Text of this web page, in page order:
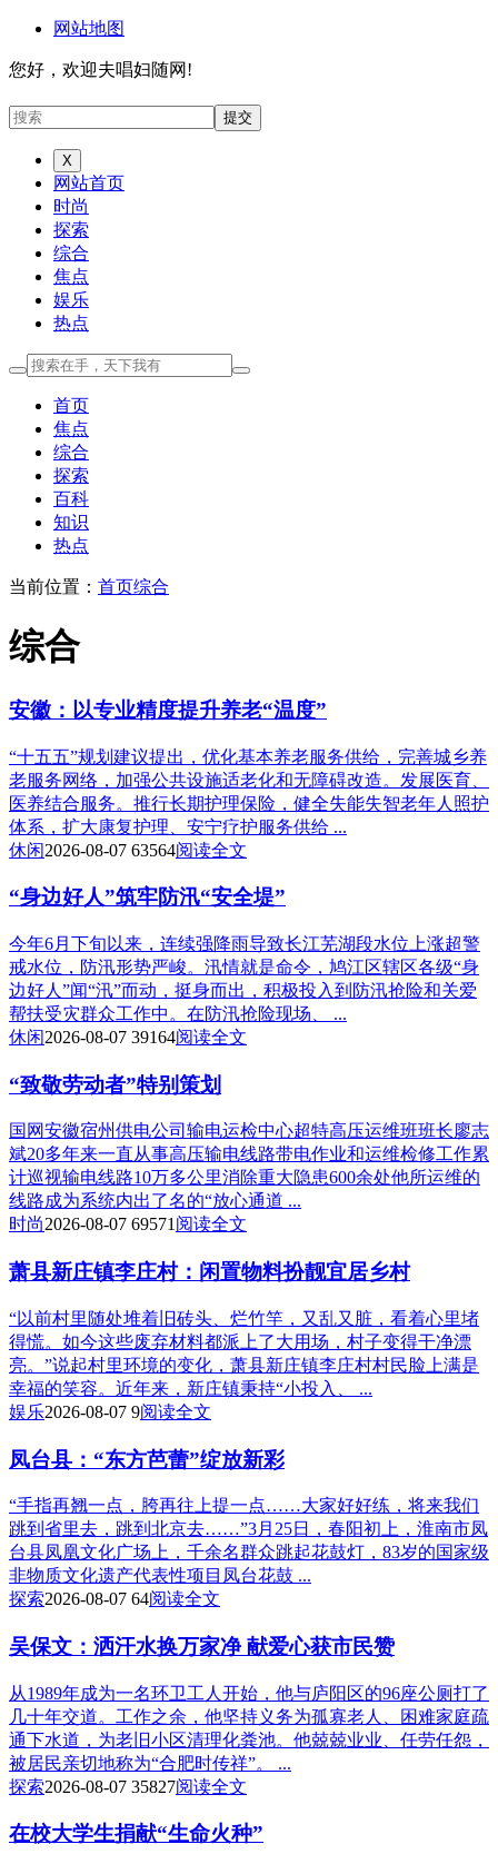
网站地图
您好，欢迎夫唱妇随网!
X
网站首页
时尚
探索
综合
焦点
娱乐
热点
首页
焦点
综合
探索
百科
知识
热点
当前位置： 首页综合
综合
安徽：以专业精度提升养老“温度”
“十五五”规划建议提出，优化基本养老服务供给，完善城乡养
老服务网络，加强公共设施适老化和无障碍改造。发展医育、
医养结合服务。推行长期护理保险，健全失能失智老年人照护
体系，扩大康复护理、安宁疗护服务供给 ...
休闲2026-08-07 63564阅读全文
“身边好人”筑牢防汛“安全堤”
今年6月下旬以来，连续强降雨导致长江芜湖段水位上涨超警
戒水位，防汛形势严峻。汛情就是命令，鸠江区辖区各级“身
边好人”闻“汛”而动，挺身而出，积极投入到防汛抢险和关爱
帮扶受灾群众工作中。在防汛抢险现场、 ...
休闲2026-08-07 39164阅读全文
“致敬劳动者”特别策划
国网安徽宿州供电公司输电运检中心超特高压运维班班长廖志
斌20多年来一直从事高压输电线路带电作业和运维检修工作累
计巡视输电线路10万多公里消除重大隐患600余处他所运维的
线路成为系统内出了名的“放心通道 ...
时尚2026-08-07 69571 阅读全文
萧县新庄镇李庄村：闲置物料扮靓宜居乡村
“以前村里随处堆着旧砖头、烂竹竿，又乱又脏，看着心里堵
得慌。如今这些废弃材料都派上了大用场，村子变得干净漂
亮。”说起村里环境的变化，萧县新庄镇李庄村村民脸上满是
幸福的笑容。近年来，新庄镇秉持“小投入、 ...
娱乐2026-08-07 9阅读全文
凤台县：“东方芭蕾”绽放新彩
“手指再翘一点，胯再往上提一点……大家好好练，将来我们
跳到省里去，跳到北京去……”3月25日，春阳初上，淮南市凤
台县凤凰文化广场上，千余名群众跳起花鼓灯，83岁的国家级
非物质文化遗产代表性项目凤台花鼓 ...
探索2026-08-07 64阅读全文
吴保文：洒汗水换万家净 献爱心获市民赞
从1989年成为一名环卫工人开始，他与庐阳区的96座公厕打了
几十年交道。工作之余，他坚持义务为孤寡老人、困难家庭疏
通下水道，为老旧小区清理化粪池。他兢兢业业、任劳任怨，
被居民亲切地称为“合肥时传祥”。 ...
探索2026-08-07 35827阅读全文
在校大学生捐献“生命火种”